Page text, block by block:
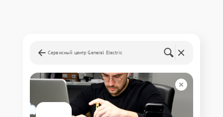
Сервисный центр General Electric